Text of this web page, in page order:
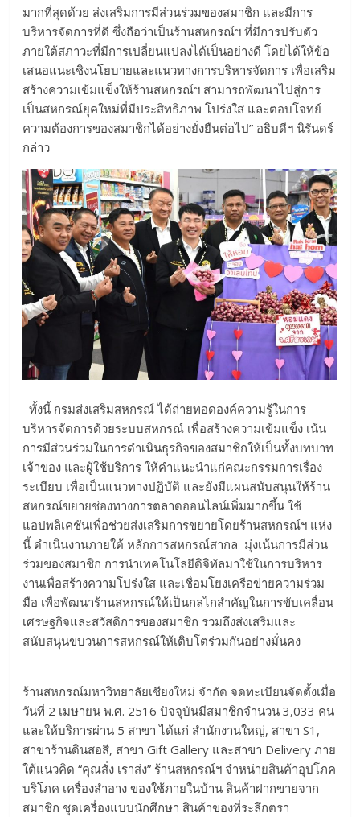
มากที่สุดด้วย ส่งเสริมการมีส่วนร่วมของสมาชิก และมีการ
บริหารจัดการที่ดี ซึ่งถือว่าเป็นร้านสหกรณ์ฯ ที่มีการปรับตัว
ภายใต้สภาวะที่มีการเปลี่ยนแปลงได้เป็นอย่างดี โดยได้ให้ข้อ
เสนอแนะเชิงนโยบายและแนวทางการบริหารจัดการ เพื่อเสริม
สร้างความเข้มแข็งให้ร้านสหกรณ์ฯ สามารถพัฒนาไปสู่การ
เป็นสหกรณ์ยุคใหม่ที่มีประสิทธิภาพ โปร่งใส และตอบโจทย์
ความต้องการของสมาชิกได้อย่างยั่งยืนต่อไป” อธิบดีฯ นิรันดร์
กล่าว
ทั้งนี้ กรมส่งเสริมสหกรณ์ ได้ถ่ายทอดองค์ความรู้ในการ
บริหารจัดการด้วยระบบสหกรณ์ เพื่อสร้างความเข้มแข็ง เน้น
การมีส่วนร่วมในการดำเนินธุรกิจของสมาชิกให้เป็นทั้งบทบาท
เจ้าของ และผู้ใช้บริการ ให้คำแนะนำแก่คณะกรรมการเรื่อง
ระเบียบ เพื่อเป็นแนวทางปฏิบัติ และยังมีแผนสนับสนุนให้ร้าน
สหกรณ์ขยายช่องทางการตลาดออนไลน์เพิ่มมากขึ้น ใช้
แอปพลิเคชันเพื่อช่วยส่งเสริมการขยายโดยร้านสหกรณ์ฯ แห่ง
นี้ ดำเนินงานภายใต้ หลักการสหกรณ์สากล มุ่งเน้นการมีส่วน
ร่วมของสมาชิก การนำเทคโนโลยีดิจิทัลมาใช้ในการบริหาร
งานเพื่อสร้างความโปร่งใส และเชื่อมโยงเครือข่ายความร่วม
มือ เพื่อพัฒนาร้านสหกรณ์ให้เป็นกลไกสำคัญในการขับเคลื่อน
เศรษฐกิจและสวัสดิการของสมาชิก รวมถึงส่งเสริมและ
สนับสนุนขบวนการสหกรณ์ให้เติบโตร่วมกันอย่างมั่นคง
ร้านสหกรณ์มหาวิทยาลัยเชียงใหม่ จำกัด จดทะเบียนจัดตั้งเมื่อ
วันที่ 2 เมษายน พ.ศ. 2516 ปัจจุบันมีสมาชิกจำนวน 3,033 คน
และให้บริการผ่าน 5 สาขา ได้แก่ สำนักงานใหญ่, สาขา S1,
สาขาร้านดินสอสี, สาขา Gift Gallery และสาขา Delivery ภาย
ใต้แนวคิด “คุณสั่ง เราส่ง” ร้านสหกรณ์ฯ จำหน่ายสินค้าอุปโภค
บริโภค เครื่องสำอาง ของใช้ภายในบ้าน สินค้าฝากขายจาก
สมาชิก ชุดเครื่องแบบนักศึกษา สินค้าของที่ระลึกตรา